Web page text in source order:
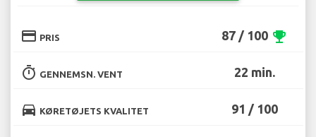
credit_card PRIS 87 / 100 emoji_events
timer GENNEMSN. VENT 22 min.
directions_car KØRETØJETS KVALITET 91 / 100